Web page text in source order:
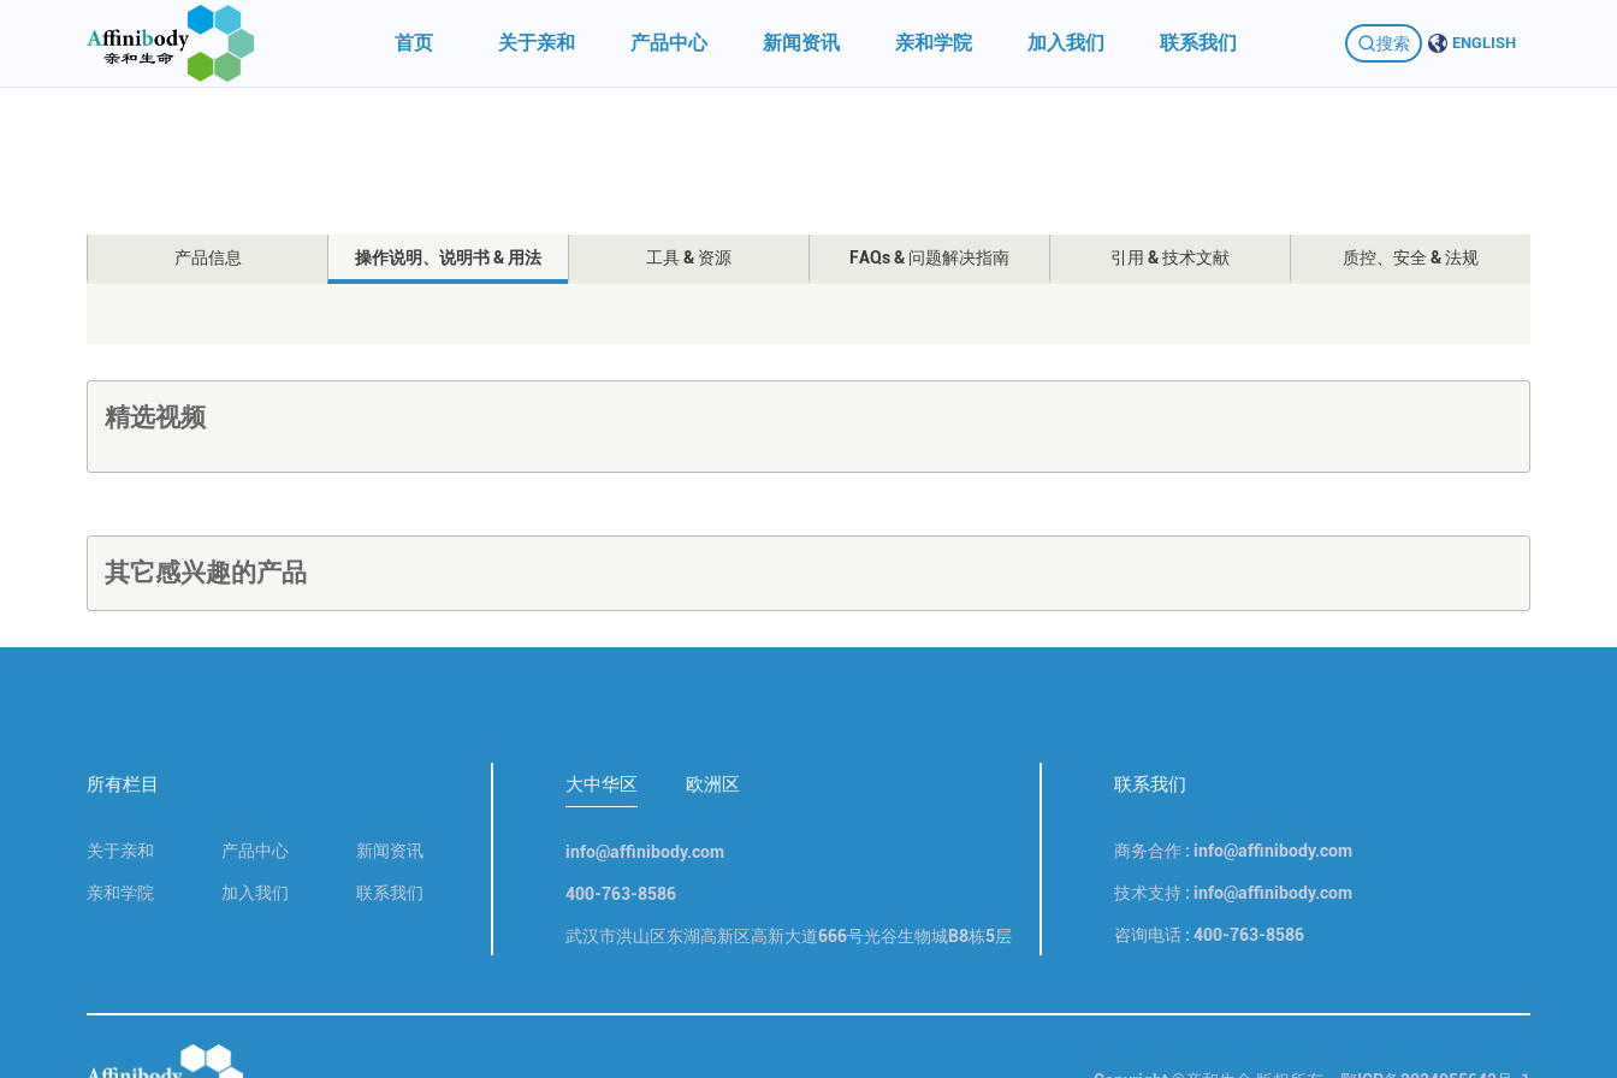
首页 关于亲和 产品中心 新闻资讯 亲和学院 加入我们 联系我们 搜索 ENGLISH
产品信息 操作说明、说明书 & 用法 工具 & 资源 FAQs & 问题解决指南 引用 & 技术文献 质控、安全 & 法规
精选视频
其它感兴趣的产品
所有栏目
关于亲和 产品中心 新闻资讯
亲和学院 加入我们 联系我们
大中华区 欧洲区
info@affinibody.com
400-763-8586
武汉市洪山区东湖高新区高新大道666号光谷生物城B8栋5层
联系我们
商务合作 : info@affinibody.com
技术支持 : info@affinibody.com
咨询电话 : 400-763-8586